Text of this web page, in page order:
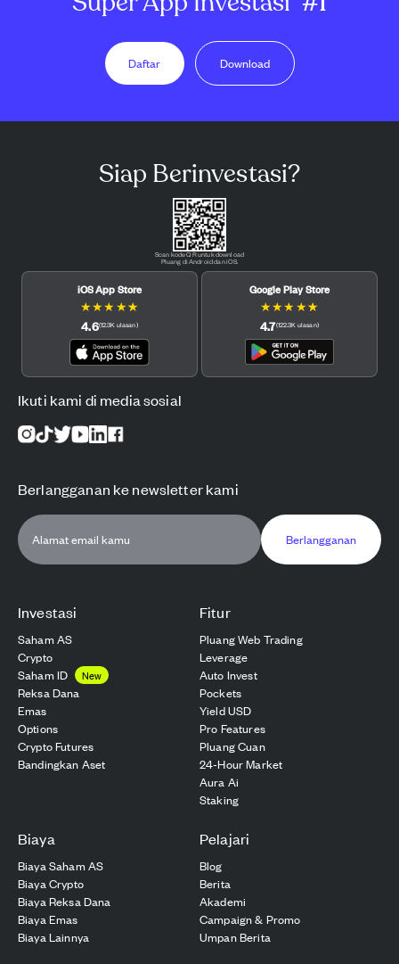
Daftar Download
Investasi
Saham AS
Crypto
Saham ID
New
Reksa Dana
Emas
Options
Crypto Futures
Bandingkan Aset
Fitur
Pluang Web Trading
Leverage
Auto Invest
Pockets
Yield USD
Pro Features
Pluang Cuan
24-Hour Market
Aura Ai
Staking
Biaya
Biaya Saham AS
Biaya Crypto
Biaya Reksa Dana
Biaya Emas
Biaya Lainnya
Pelajari
Blog
Berita
Akademi
Campaign & Promo
Umpan Berita
Siap Berinvestasi?
Scan kode QR untuk download
Pluang di Android dan iOS.
iOS App Store
★★★ ★★
4.6(12.3K ulasan)
Google Play Store
★★★ ★★
4.7(122.3K ulasan)
Ikuti kami di media sosial
Berlangganan ke newsletter kami
Berlangganan